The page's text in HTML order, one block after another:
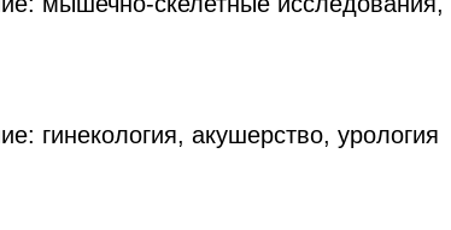
гинекология, акушерство, урология